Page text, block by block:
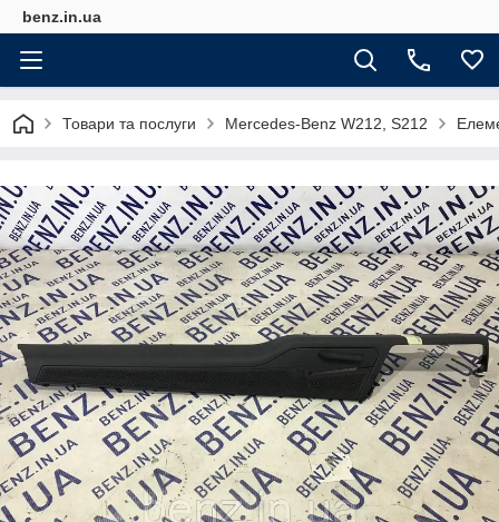
benz.in.ua
Товари та послуги Mercedes-Benz W212, S212